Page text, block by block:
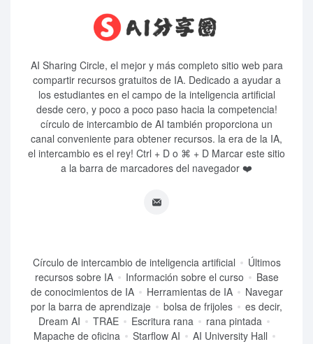
AI Sharing Circle, el mejor y más completo sitio web para
compartir recursos gratuitos de IA. Dedicado a ayudar a
los estudiantes en el campo de la inteligencia artificial
desde cero, y poco a poco paso hacia la competencia!
círculo de intercambio de AI también proporciona un
canal conveniente para obtener recursos. la era de la IA,
el intercambio es el rey! Ctrl + D o ⌘ + D Marcar este sitio
a la barra de marcadores del navegador ❤️
Círculo de intercambio de inteligencia artificial
Últimos
recursos sobre IA
Información sobre el curso
Base
de conocimientos de IA
Herramientas de IA
Navegar
por la barra de aprendizaje
bolsa de frijoles
es decir,
Dream AI
TRAE Escritura rana
rana pintada
Mapache de oficina
Starflow AI
AI University Hall